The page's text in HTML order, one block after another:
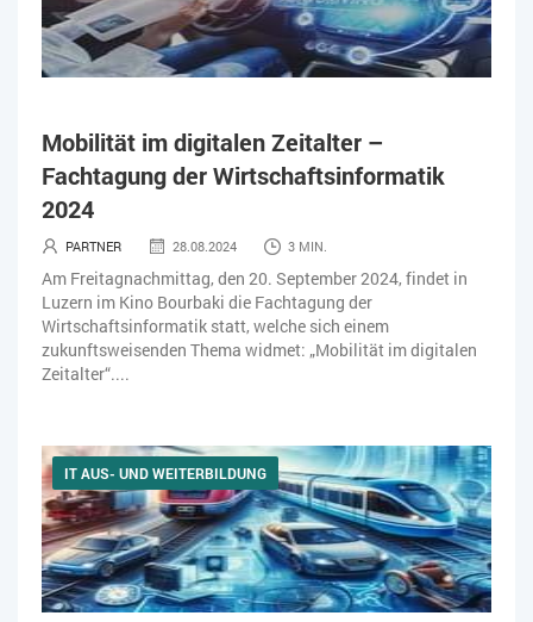
Mobilität im digitalen Zeitalter –
Fachtagung der Wirtschaftsinformatik
2024
PARTNER 28.08.2024 3 MIN.
Am Freitagnachmittag, den 20. September 2024, findet in
Luzern im Kino Bourbaki die Fachtagung der
Wirtschaftsinformatik statt, welche sich einem
zukunftsweisenden Thema widmet: „Mobilität im digitalen
Zeitalter“....
IT AUS- UND WEITERBILDUNG